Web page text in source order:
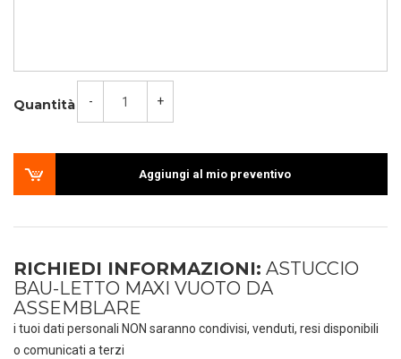
Quantità - +
Aggiungi al mio preventivo
RICHIEDI INFORMAZIONI: ASTUCCIO
BAU-LETTO MAXI VUOTO DA
ASSEMBLARE
i tuoi dati personali NON saranno condivisi, venduti, resi disponibili
o comunicati a terzi